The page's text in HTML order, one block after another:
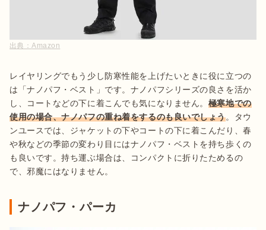
出典：Amazon
レイヤリングでもう少し防寒性能を上げたいときに役に立つの
は「ナノパフ・ベスト」です。ナノパフシリーズの良さを活か
し、コートなどの下に着こんでも気になりません。 極寒地での
使用の場合、ナノパフの重ね着をするのも良いでしょう。タウ
ンユースでは、ジャケットの下やコートの下に着こんだり、春
や秋などの季節の変わり目にはナノパフ・ベストを持ち歩くの
も良いです。持ち運ぶ場合は、コンパクトに折りたためるの
で、邪魔にはなりません。
ナノパフ・パーカ